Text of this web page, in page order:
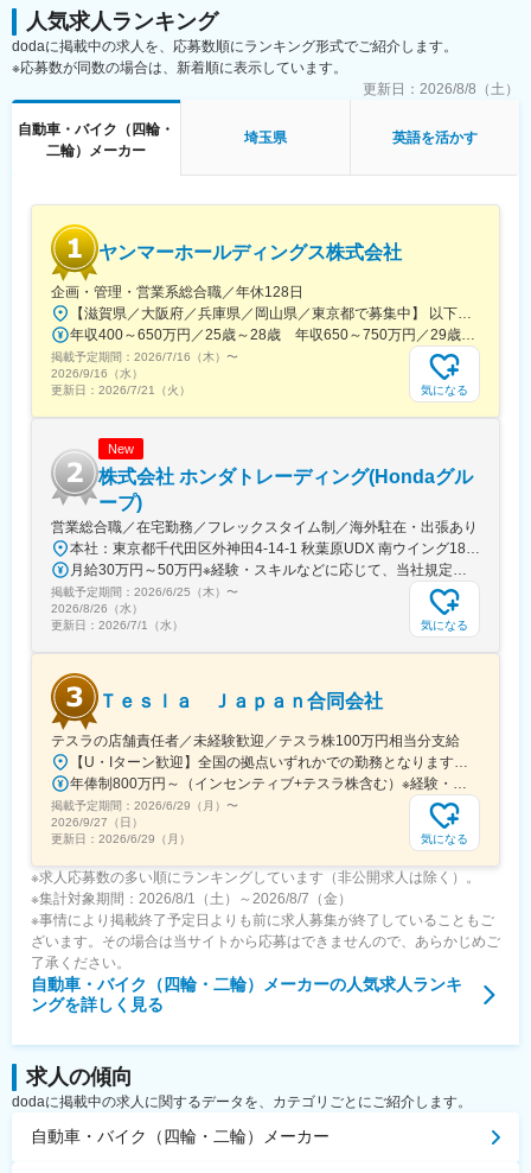
ます。
将来的には海外現地法人への駐在を通じて、現地での販売活動や
事業戦略立案・実行を担い、グローバルに活躍いただくことを期
待しています。
める業務への配置転換を命じる場合があります。
・F1をはじめとするレース活動でHRCメンバーが実際に着用する
ユニフォーム企画や、国内大手スポーツアパレルメーカー等との
コラボレーション製品の立案・推進（レプリカユニフォームや、
レースイメージを活用したコラボレーションアイテムなど）。
4）F1関連契約推進サポート
・Honda/HRCのF1活動に関わる各ステークホルダー（パワーユ
ニット供給先のF1チーム等）との契約推進サポート
■ポジションの魅力
・HRCという世界的な知名度を持つブランドでありながら、ブラ
ンドマネジメントの仕組みやルールは「これから変えていける、
作っていける」余白が多く残されています。自身の知見を活かし
て組織を動かす手応えを感じられます。
・Honda単体ではできない、レース資産をダイレクトに生かした
新しい企画立案や事業開発が可能です。
・リモートワーク：利用可（頻度は要相談。事前申告制）
・出張：2ヶ月に1回程度（パートナー企業との対面での打ち合わ
せ等のため）
変更の範囲：専門性や適性、会社ニーズなどを踏まえ、会社が定
める付帯業務の付与を命じる場合があります。
人気求人ランキング
dodaに掲載中の求人を、応募数順にランキング形式でご紹介します。
※応募数が同数の場合は、新着順に表示しています。
更新日： 2026/8/8（土）
自動車・バイク（四輪・
二輪）メーカー
埼玉県 英語を活かす
ヤンマーホールディングス株式会社
企画・管理・営業系総合職／年休128日
【滋賀県／大阪府／兵庫県／岡山県／東京都で募集中】 以下のいずれかで勤務となります（配属先・ポジションにより異なります） ■大阪府大阪市北区茶屋町1-32 YANMAR FLYING-Y BUILDING ヤンマー大阪本社■東京都中央区八重洲2-1-1 YANMAR TOKYO ヤンマー東京支社■兵庫県尼崎市（ヤンマーパワーテクノロジー株式会社 尼崎工場内）■岡山県岡山市（ヤンマーアグリ株式会社 岡山工場）■滋賀県米原市梅ケ原2481（ヤンマー中央研究所）※配属先により出向案件（ヤンマーエネルギーシステム、ヤンマーアグリ、ヤンマーパワーテクノロジー等）となる場合がございます。勤務条件・待遇は出向元と同一です。
年収400～650万円／25歳～28歳 年収650～750万円／29歳～33歳
掲載予定期間： 2026/7/16（木） 〜
2026/9/16（水）
更新日： 2026/7/21（火） 気になる
New
株式会社 ホンダトレーディング(Hondaグル
ープ)
営業総合職／在宅勤務／フレックスタイム制／海外駐在・出張あり
本社：東京都千代田区外神田4-14-1 秋葉原UDX 南ウイング18階アクセス：JR・TX・日比谷線「秋葉原駅」より徒歩3分受動喫煙対策：屋内全面禁煙★リモートワーク利用率：30.6％（月の50％まで利用可能）★海外駐在率：20.4％（入社5年目までに50％以上が海外駐在・出張を経験）※どちらも2026年3月時点
月給30万円～50万円※経験・スキルなどに応じて、当社規定により決定します。
掲載予定期間： 2026/6/25（木） 〜
2026/8/26（水）
更新日： 2026/7/1（水） 気になる
Ｔｅｓｌａ Ｊａｐａｎ合同会社
テスラの店舗責任者／未経験歓迎／テスラ株100万円相当分支給
【U・Iターン歓迎】全国の拠点いずれかでの勤務となります。★ご希望を考慮して配属■北海道・東北・北海道札幌市・宮城県仙台市■関東・茨城県土浦市・群馬県高崎市・埼玉県さいたま市／埼玉県三郷市・神奈川県横浜市／神奈川県川崎市／神奈川県平塚市・千葉県千葉市・東京都新宿区／東京都板橋区／東京都墨田区／東京都世田谷区■中部・愛知県名古屋市・岐阜県本巣市・静岡県浜松市／静岡県静岡市・石川県金沢市・富山県富山市■関西・三重県津市・大阪府堺市／大阪府大阪市・兵庫県神戸市■中国・四国・岡山県岡山市・広島県広島市・山口県下関市■九州・沖縄・福岡県福岡市・沖縄県豊見城市
年俸制800万円～（インセンティブ+テスラ株含む）※経験・能力などを考慮のうえ決定※年俸を12分割して月々支給※テスラ株400万円相当を支給（1年に100万円相当を支給）
掲載予定期間： 2026/6/29（月） 〜
2026/9/27（日）
更新日： 2026/6/29（月） 気になる
※求人応募数の多い順にランキングしています（非公開求人は除く）。
※集計対象期間：2026/8/1（土）～2026/8/7（金）
※事情により掲載終了予定日よりも前に求人募集が終了していることもご
ざいます。その場合は当サイトから応募はできませんので、あらかじめご
了承ください。
自動車・バイク（四輪・二輪）メーカーの人気求人ランキ
ングを詳しく見る
求人の傾向
dodaに掲載中の求人に関するデータを、カテゴリごとにご紹介します。
自動車・バイク（四輪・二輪）メーカー